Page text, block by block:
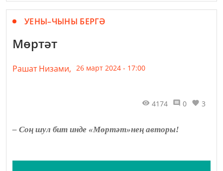
УЕНЫ–ЧЫНЫ БЕРГӘ
Мөртәт
Рашат Низами, 26 март 2024 - 17:00
4174 0 3
– Соң шул бит инде «Мөртәт»нең авторы!